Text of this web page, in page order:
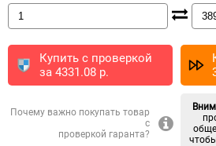
Купить с проверкой
за 4331.08 p.
Почему важно покупать товар
с
проверкой гаранта?